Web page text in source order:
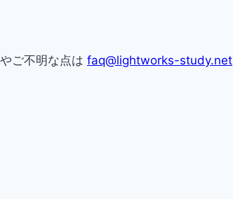
ご不明な点は faq@lightworks-study.net